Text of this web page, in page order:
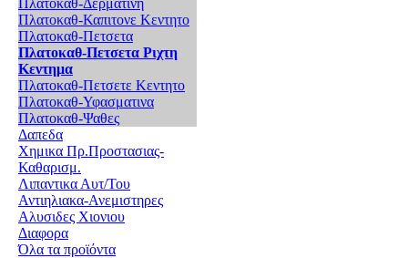
Πλατοκαθ-Δερματινη
Πλατοκαθ-Καπιτονε Κεντητο
Πλατοκαθ-Πετσετα
Πλατοκαθ-Πετσετα Ριχτη
Κεντημα
Πλατοκαθ-Πετσετε Κεντητο
Πλατοκαθ-Υφασματινα
Πλατοκαθ-Ψαθες
Δαπεδα
Χημικα Πρ.Προστασιας-
Καθαρισμ.
Λιπαντικα Αυτ/Του
Αντιηλιακα-Ανεμιστηρες
Αλυσιδες Χιονιου
Διαφορα
Όλα τα προϊόντα